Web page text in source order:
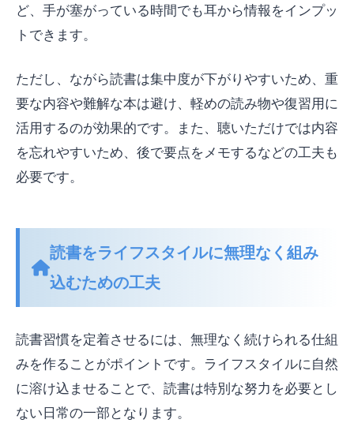
ど、手が塞がっている時間でも耳から情報をインプッ
トできます。
ただし、ながら読書は集中度が下がりやすいため、重
要な内容や難解な本は避け、軽めの読み物や復習用に
活用するのが効果的です。また、聴いただけでは内容
を忘れやすいため、後で要点をメモするなどの工夫も
必要です。
読書をライフスタイルに無理なく組み
込むための工夫
読書習慣を定着させるには、無理なく続けられる仕組
みを作ることがポイントです。ライフスタイルに自然
に溶け込ませることで、読書は特別な努力を必要とし
ない日常の一部となります。